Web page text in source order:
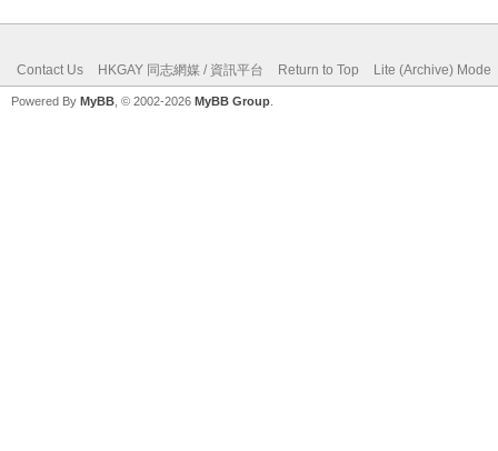
Contact Us HKGAY 同志網媒 / 資訊平台 Return to Top Lite (Archive) Mode
Powered By MyBB , © 2002-2026 MyBB Group